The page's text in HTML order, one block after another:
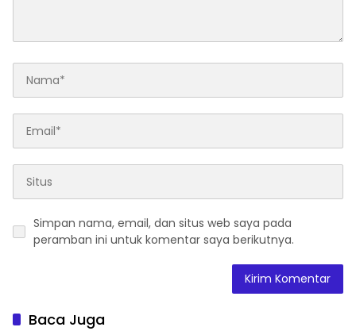
Simpan nama, email, dan situs web saya pada
peramban ini untuk komentar saya berikutnya.
Baca Juga